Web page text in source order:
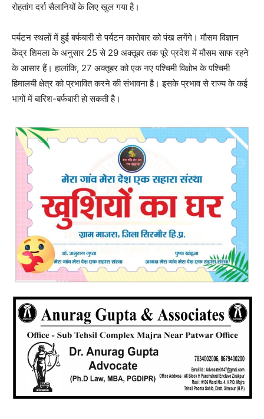
रोहतांग दर्रा सैलानियों के लिए खुल गया है।
पर्यटन स्थलों में हुई बर्फबारी से पर्यटन कारोबार को पंख लगेंगे। मौसम विज्ञान
केंद्र शिमला के अनुसार 25 से 29 अक्तूबर तक पूरे प्रदेश में मौसम साफ रहने
के आसार हैं। हालांकि, 27 अक्तूबर को एक नए पश्चिमी विक्षोभ के पश्चिमी
हिमालयी क्षेत्र को प्रभावित करने की संभावना है। इसके प्रभाव से राज्य के कई
भागों में बारिश-बर्फबारी हो सकती है।